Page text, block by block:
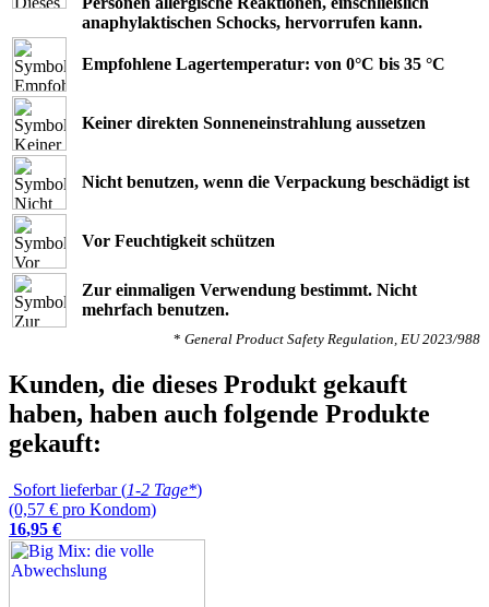
anaphylaktischen Schocks, hervorrufen kann.
Empfohlene Lagertemperatur: von 0°C bis 35 °C
Keiner direkten Sonneneinstrahlung aussetzen
Nicht benutzen, wenn die Verpackung beschädigt ist
Vor Feuchtigkeit schützen
Zur einmaligen Verwendung bestimmt. Nicht
mehrfach benutzen.
* General Product Safety Regulation, EU 2023/988
Kunden, die dieses Produkt gekauft
haben, haben auch folgende Produkte
gekauft:
Sofort lieferbar (1-2 Tage*)
(0,57 € pro Kondom)
16,95 €